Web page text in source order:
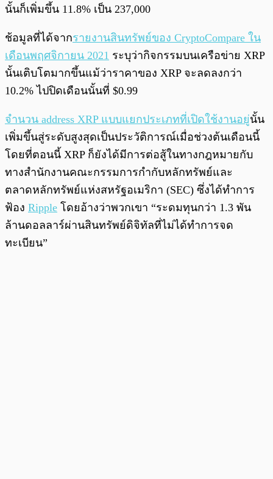
นั้นก็เพิ่มขึ้น 11.8% เป็น 237,000
ช้อมูลที่ได้จากรายงานสินทรัพย์ของ CryptoCompare ใน
เดือนพฤศจิกายน 2021 ระบุว่ากิจกรรมบนเครือข่าย XRP
นั้นเติบโตมากขึ้นแม้ว่าราคาของ XRP จะลดลงกว่า
10.2% ไปปิดเดือนนั้นที่ $0.99
จำนวน address XRP แบบแยกประเภทที่เปิดใช้งานอยู่นั้น
เพิ่มขึ้นสู่ระดับสูงสุดเป็นประวัติการณ์เมื่อช่วงต้นเดือนนี้
โดยที่ตอนนี้ XRP ก็ยังได้มีการต่อสู้ในทางกฎหมายกับ
ทางสำนักงานคณะกรรมการกำกับหลักทรัพย์และ
ตลาดหลักทรัพย์แห่งสหรัฐอเมริกา (SEC) ซึ่งได้ทำการ
ฟ้อง Ripple โดยอ้างว่าพวกเขา “ระดมทุนกว่า 1.3 พัน
ล้านดอลลาร์ผ่านสินทรัพย์ดิจิทัลที่ไม่ได้ทำการจด
ทะเบียน”